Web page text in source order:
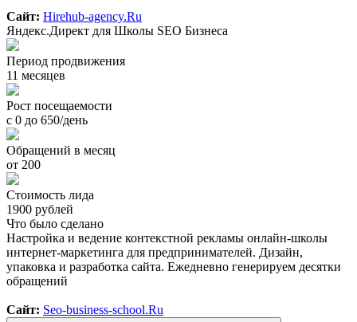
Сайт: Hirehub-agency.Ru
Яндекс.Директ для Школы SEO Бизнеса
Период продвижения
11 месяцев
Рост посещаемости
с 0 до 650/день
Обращений в месяц
от 200
Стоимость лида
1900 рублей
Что было сделано
Настройка и ведение контекстной рекламы онлайн-школы
интернет-маркетинга для предпринимателей. Дизайн,
упаковка и разработка сайта. Ежедневно генерируем десятки
обращений
Сайт: Seo-business-school.Ru